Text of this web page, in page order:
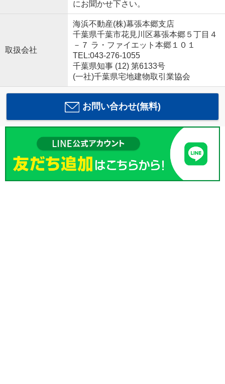
にお聞かせ下さい。
取扱会社
海浜不動産(株)幕張本郷支店
千葉県千葉市花見川区幕張本郷５丁目４
－７ ラ・ファイエット本郷１０１
TEL:043-276-1055
千葉県知事 (12) 第6133号
(一社)千葉県宅地建物取引業協会
お問い合わせ(無料)